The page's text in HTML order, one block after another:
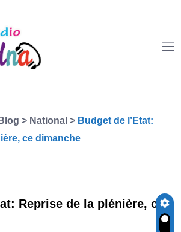
Blog > National > Budget de l’Etat:
ce dimanche
Reprise de la plénière, ce